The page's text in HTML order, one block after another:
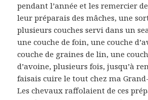
pendant l’année et les remercier
leur préparais des mâches, une
plusieurs couches servi dans un
une couche de foin, une couche
couche de graines de lin, une
d’avoine, plusieurs fois, jusqu’à
faisais cuire le tout chez ma
Les chevaux raffolaient de ces